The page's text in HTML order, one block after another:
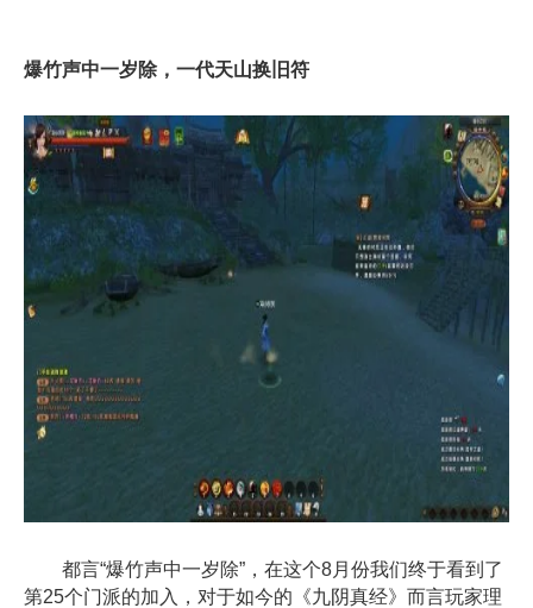
爆竹声中一岁除，一代天山换旧符
都言“爆竹声中一岁除”，在这个8月份我们终于看到了
第25个门派的加入，对于如今的《九阴真经》而言玩家理